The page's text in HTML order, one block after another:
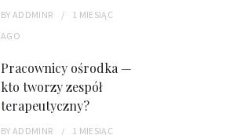
BYADDMINR
1 MIESIĄC
AGO
Pracownicy ośrodka —
kto tworzy zespół
terapeutyczny?
BYADDMINR
1 MIESIĄC